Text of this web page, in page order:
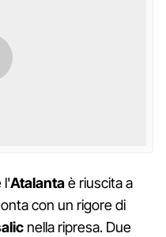
l'Atalantaè riuscita a
con un rigore di
nella ripresa. Due